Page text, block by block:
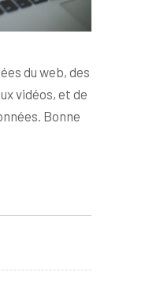
du web, des
vidéos, et de
Bonne